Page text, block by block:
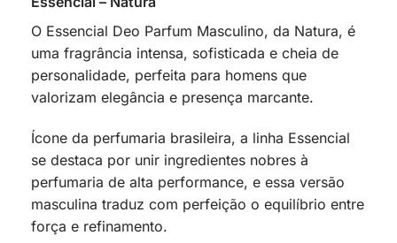
O Essencial Deo Parfum Masculino, da Natura, é
uma fragrância intensa, sofisticada e cheia de
personalidade, perfeita para homens que
valorizam elegância e presença marcante.
Ícone da perfumaria brasileira, a linha Essencial
se destaca por unir ingredientes nobres à
perfumaria de alta performance, e essa versão
masculina traduz com perfeição o equilíbrio entre
força e refinamento.